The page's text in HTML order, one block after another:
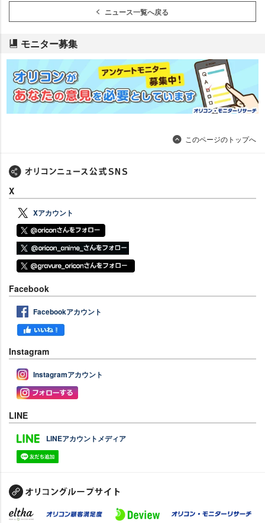
ニュース一覧へ戻る
モニター募集
このページのトップへ
X
Xアカウント
Facebook
Facebookアカウント
Instagram
Instagramアカウント
LINE
LINEアカウントメディア